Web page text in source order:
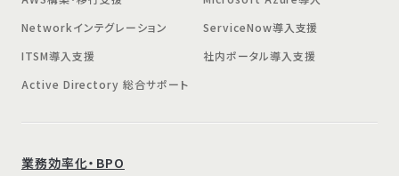
Networkインテグレーション
ServiceNow導入支援
ITSM導入支援
社内ポータル導入支援
Active Directory 総合サポート
業務効率化・BPO